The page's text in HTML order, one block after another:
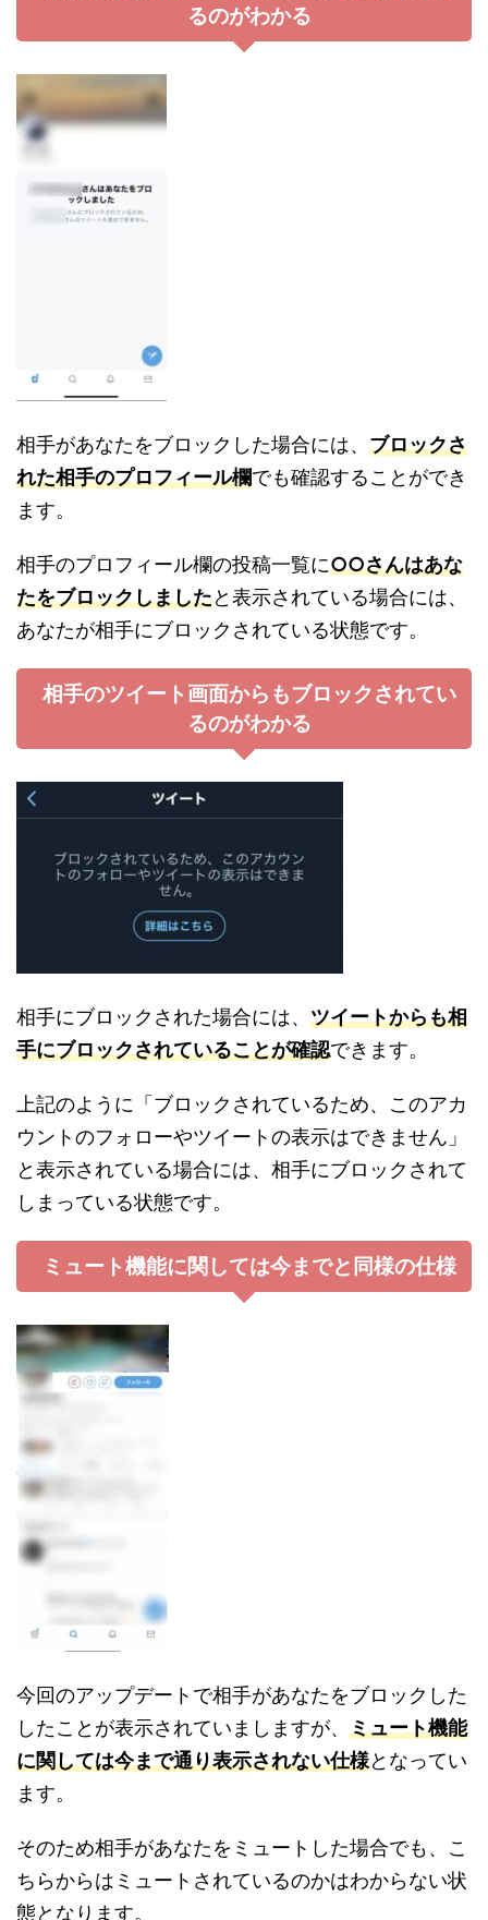
るのがわかる
相手があなたをブロックした場合には、 ブロックさ
れた相手のプロフィール欄でも確認することができ
ます。
相手のプロフィール欄の投稿一覧に○○さんはあな
たをブロックしましたと表示されている場合には、
あなたが相手にブロックされている状態です。
相手のツイート画面からもブロックされてい
るのがわかる
相手にブロックされた場合には、 ツイートからも相
手にブロックされていることが確認できます。
上記のように「ブロックされているため、このアカ
ウントのフォローやツイートの表示はできません」
と表示されている場合には、相手にブロックされて
しまっている状態です。
ミュート機能に関しては今までと同様の仕様
今回のアップデートで相手があなたをブロックした
したことが表示されていましますが、 ミュート機能
に関しては今まで通り表示されない仕様となってい
ます。
そのため相手があなたをミュートした場合でも、こ
ちらからはミュートされているのかはわからない状
態となります。